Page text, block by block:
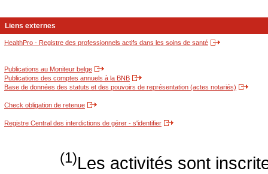
Liens externes
HealthPro - Registre des professionnels actifs dans les soins de santé
Publications au Moniteur belge
Publications des comptes annuels à la BNB
Base de données des statuts et des pouvoirs de représentation (actes notariés)
Check obligation de retenue
Registre Central des interdictions de gérer - s'identifier
(1)Les activités sont